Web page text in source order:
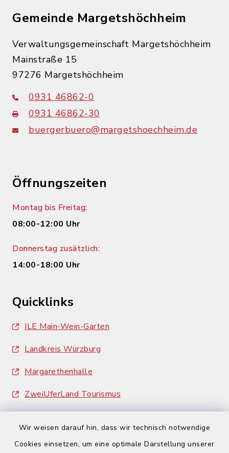
Wir weisen darauf hin, dass wir technisch notwendige
Cookies einsetzen, um eine optimale Darstellung unserer
Gemeinde Margetshöchheim
Verwaltungsgemeinschaft Margetshöchheim
Mainstraße 15
97276 Margetshöchheim
0931 46862-0
0931 46862-30
buergerbuero@margetshoechheim.de
Öffnungszeiten
Montag bis Freitag:
08:00-12:00 Uhr
Donnerstag zusätzlich:
14:00-18:00 Uhr
Quicklinks
ILE Main-Wein-Garten
Landkreis Würzburg
Margarethenhalle
ZweiUferLand Tourismus